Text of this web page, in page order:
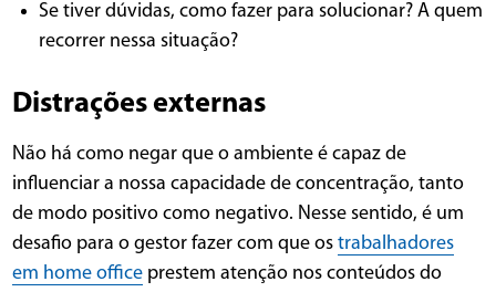
Se tiver dúvidas, como fazer para solucionar? A quem
recorrer nessa situação?
Distrações externas
Não há como negar que o ambiente é capaz de
influenciar a nossa capacidade de concentração, tanto
de modo positivo como negativo. Nesse sentido, é um
desafio para o gestor fazer com que ostrabalhadores
em home office prestem atenção nos conteúdos do